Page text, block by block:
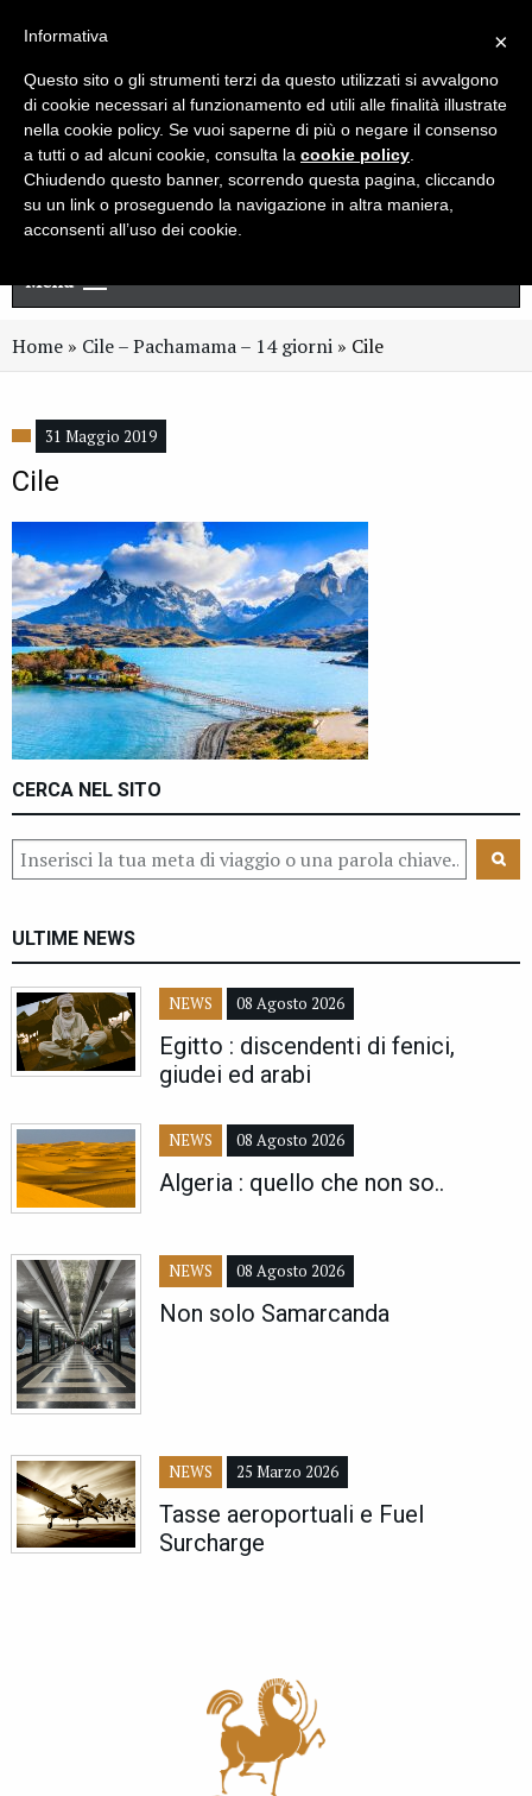
Newsletter
Menu
Home » Cile – Pachamama – 14 giorni » Cile
31 Maggio 2019
Cile
CERCA NEL SITO
ULTIME NEWS
NEWS 08 Agosto 2026
Egitto : discendenti di fenici,
giudei ed arabi
NEWS 08 Agosto 2026
Algeria : quello che non so..
NEWS 08 Agosto 2026
Non solo Samarcanda
NEWS 25 Marzo 2026
Tasse aeroportuali e Fuel
Surcharge
×
Informativa
Questo sito o gli strumenti terzi da questo utilizzati si avvalgono
di cookie necessari al funzionamento ed utili alle finalità illustrate
nella cookie policy. Se vuoi saperne di più o negare il consenso
a tutti o ad alcuni cookie, consulta la cookie policy
Chiudendo questo banner, scorrendo questa pagina, cliccando
su un link o proseguendo la navigazione in altra maniera,
acconsenti all’uso dei cookie.